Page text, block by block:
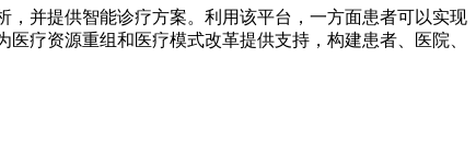
并提供智能诊疗方案。利用该平台，一方面患者可以实现
疗资源重组和医疗模式改革提供支持，构建患者、医院、